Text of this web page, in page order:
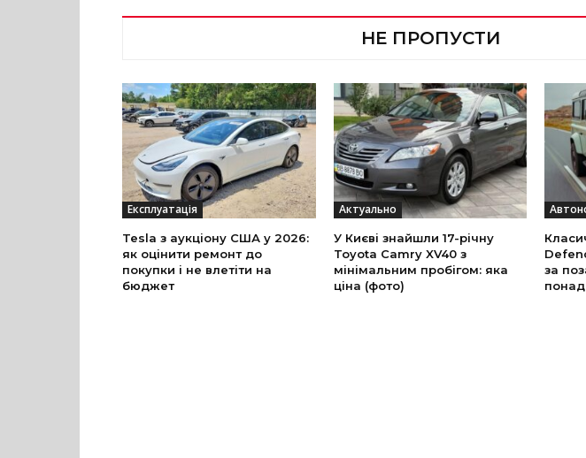
НЕ ПРОПУСТИ
Експлуатація
Tesla з аукціону США у 2026:
як оцінити ремонт до
покупки і не влетіти на
бюджет
Актуально
У Києві знайшли 17-річну
Toyota Camry XV40 з
мінімальним пробігом: яка
ціна (фото)
за